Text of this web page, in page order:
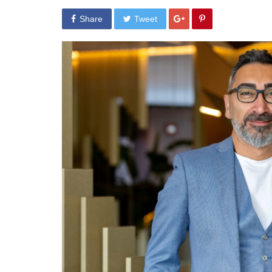
Share Tweet